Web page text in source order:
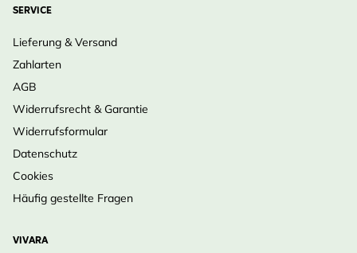
SERVICE
Lieferung & Versand
Zahlarten
AGB
Widerrufsrecht & Garantie
Widerrufsformular
Datenschutz
Cookies
Häufig gestellte Fragen
VIVARA